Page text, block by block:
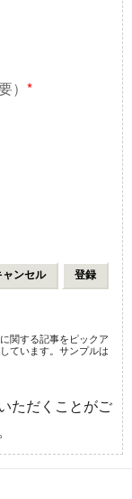
） *
関する記事をピックア
ています。サンプルは
ただくことがご